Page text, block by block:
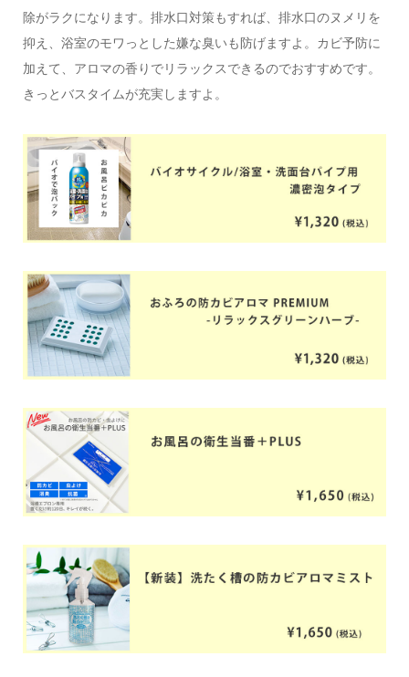
除がラクになります。排水口対策もすれば、排水口のヌメリを
抑え、浴室のモワっとした嫌な臭いも防げますよ。カビ予防に
加えて、アロマの香りでリラックスできるのでおすすめです。
きっとバスタイムが充実しますよ。